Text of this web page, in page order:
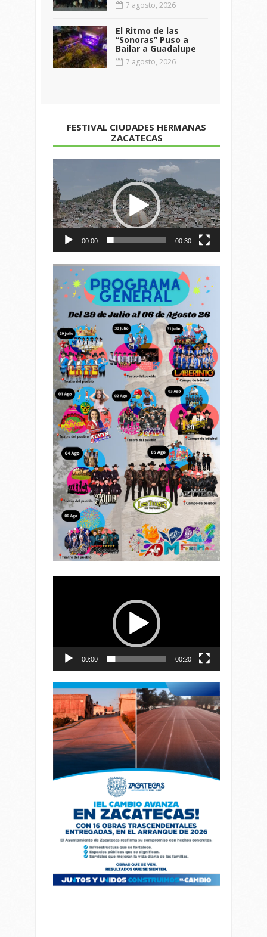
7 agosto, 2026
El Ritmo de las
“Sonoras” Puso a
Bailar a Guadalupe
7 agosto, 2026
FESTIVAL CIUDADES HERMANAS
ZACATECAS
de
vídeo
00:00 00:30
00:00 00:20